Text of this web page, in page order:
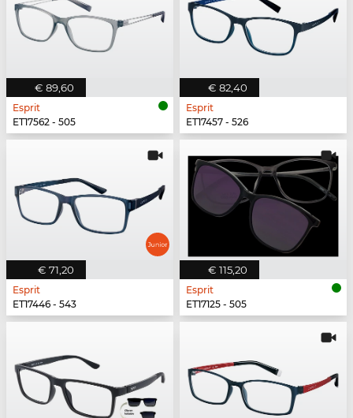
€ 89,60
Esprit
ET17562 - 505
€ 82,40
Esprit
ET17457 - 526
€ 71,20
Esprit
ET17446 - 543
€ 115,20
Esprit
ET17125 - 505